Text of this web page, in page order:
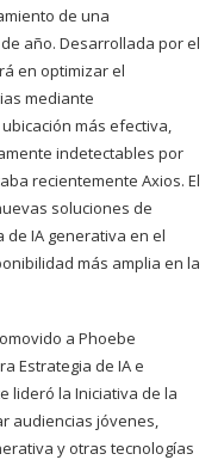
de una
año. Desarrollada por el
en optimizar el
mediante
más efectiva,
indetectables por
recientemente Axios. El
soluciones de
IA generativa en el
más amplia en la
a Phoebe
Estrategia de IA e
lideró la Iniciativa de la
audiencias jóvenes,
y otras tecnologías